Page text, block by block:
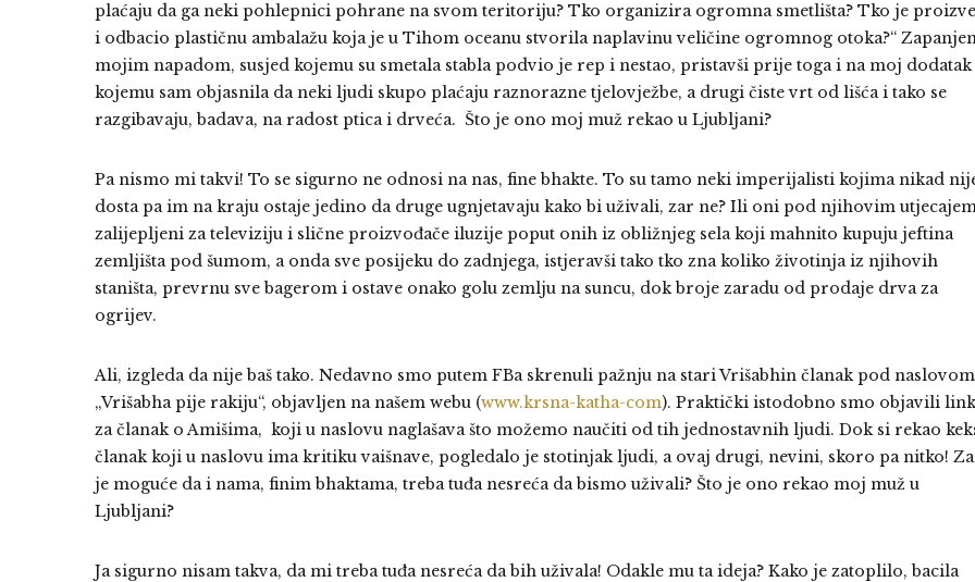
plaćaju da ga neki pohlepnici pohrane na svom teritoriju? Tko organizira ogromna smetlišta? Tko je
i odbacio plastičnu ambalažu koja je u Tihom oceanu stvorila naplavinu veličine ogromnog otoka?“
mojim napadom, susjed kojemu su smetala stabla podvio je rep i nestao, pristavši prije toga i na moj dodatak
kojemu sam objasnila da neki ljudi skupo plaćaju raznorazne tjelovježbe, a drugi čiste vrt od lišća i tako se
razgibavaju, badava, na radost ptica i drveća. Što je ono moj muž rekao u Ljubljani?
Pa nismo mi takvi! To se sigurno ne odnosi na nas, fine bhakte. To su tamo neki imperijalisti kojima nikad
dosta pa im na kraju ostaje jedino da druge ugnjetavaju kako bi uživali, zar ne? Ili oni pod njihovim
zalijepljeni za televiziju i slične proizvođače iluzije poput onih iz obližnjeg sela koji mahnito kupuju jeftina
zemljišta pod šumom, a onda sve posijeku do zadnjega, istjeravši tako tko zna koliko životinja iz njihovih
staništa, prevrnu sve bagerom i ostave onako golu zemlju na suncu, dok broje zaradu od prodaje drva za
ogrijev.
Ali, izgleda da nije baš tako. Nedavno smo putem FBa skrenuli pažnju na stari Vrišabhin članak pod naslovom
„Vrišabha pije rakiju“, objavljen na našem webu (www.krsna-katha-com). Praktički istodobno smo objavili
za članak o Amišima, koji u naslovu naglašava što možemo naučiti od tih jednostavnih ljudi. Dok si rekao
članak koji u naslovu ima kritiku vaišnave, pogledalo je stotinjak ljudi, a ovaj drugi, nevini, skoro pa nitko!
je moguće da i nama, finim bhaktama, treba tuđa nesreća da bismo uživali? Što je ono rekao moj muž u
Ljubljani?
Ja sigurno nisam takva, da mi treba tuđa nesreća da bih uživala! Odakle mu ta ideja? Kako je zatoplilo, bacila